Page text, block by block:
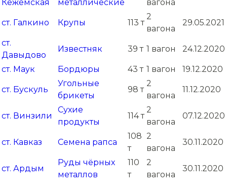
Кежемская
металлические
вагона
ст. Галкино Крупы 113 т
2
вагона
29.05.2021
ст.
Давыдово
Известняк 39 т 1 вагон 24.12.2020
ст. Маук Бордюры 43 т 1 вагон 19.12.2020
ст. Бускуль
Угольные
брикеты
98 т
2
вагона
11.12.2020
ст. Винзили
Сухие
продукты
114 т
2
вагона
07.12.2020
ст. Кавказ Семена рапса
108
т
2
вагона
30.11.2020
ст. Ардым
Руды чёрных
металлов
110
т
2
вагона
30.11.2020